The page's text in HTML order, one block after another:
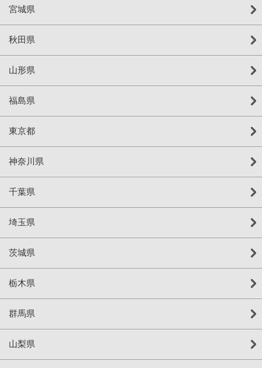
宮城県
秋田県
山形県
福島県
東京都
神奈川県
千葉県
埼玉県
茨城県
栃木県
群馬県
山梨県